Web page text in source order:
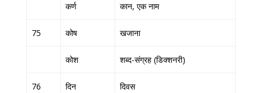
कर्ण कान, एक नाम
75 कोष खजाना
कोश शब्द-संग्रह (डिक्शनरी)
76 दिन दिवस